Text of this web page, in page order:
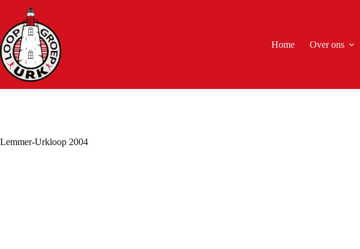
inhoud
Home Over ons
Lemmer-Urkloop 2004